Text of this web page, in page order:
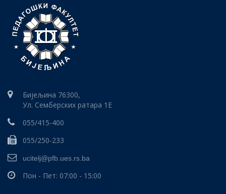
Бијељина 76300,
Ул. Семберских ратара 1E
055/415-400
055/250-233
ucitelj@pfb.ues.rs.ba
Пон - Пет: 07:00 - 15:00